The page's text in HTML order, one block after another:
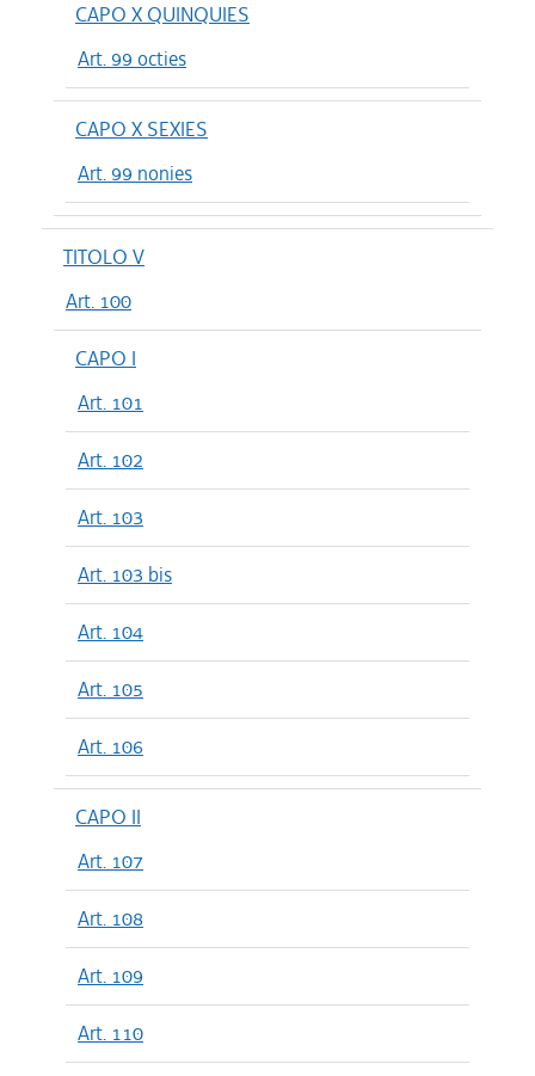
CAPO X QUINQUIES
Art. 99 octies
CAPO X SEXIES
Art. 99 nonies
TITOLO V
Art. 100
CAPO I
Art. 101
Art. 102
Art. 103
Art. 103 bis
Art. 104
Art. 105
Art. 106
CAPO II
Art. 107
Art. 108
Art. 109
Art. 110